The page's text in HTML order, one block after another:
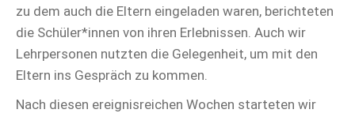
zu dem auch die Eltern eingeladen waren, berichteten
die Schüler*innen von ihren Erlebnissen. Auch wir
Lehrpersonen nutzten die Gelegenheit, um mit den
Eltern ins Gespräch zu kommen.
Nach diesen ereignisreichen Wochen starteten wir